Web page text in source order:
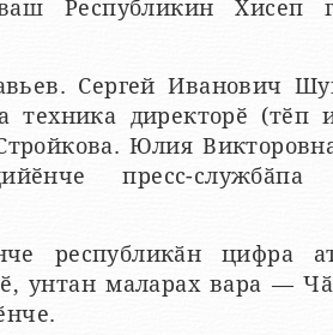
Республикин Хисеп
Сергей Иванович
техника директорӗ (тӗп
Юлия
пресс-службӑпа
республикӑн цифра
унтан маларах вара —